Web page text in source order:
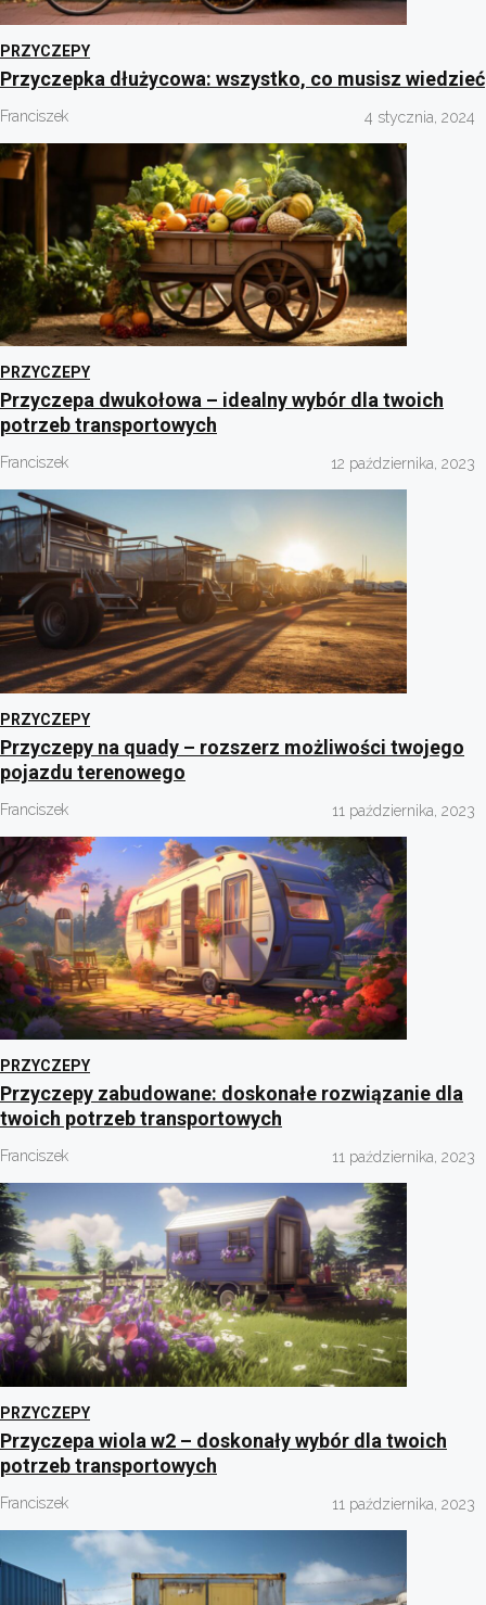
PRZYCZEPY
Przyczepka dłużycowa: wszystko, co musisz wiedzieć
Franciszek 4 stycznia, 2024
PRZYCZEPY
Przyczepa dwukołowa – idealny wybór dla twoich
potrzeb transportowych
Franciszek 12 października, 2023
PRZYCZEPY
Przyczepy na quady – rozszerz możliwości twojego
pojazdu terenowego
Franciszek 11 października, 2023
PRZYCZEPY
Przyczepy zabudowane: doskonałe rozwiązanie dla
twoich potrzeb transportowych
Franciszek 11 października, 2023
PRZYCZEPY
Przyczepa wiola w2 – doskonały wybór dla twoich
potrzeb transportowych
Franciszek 11 października, 2023